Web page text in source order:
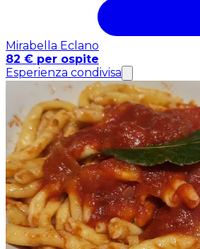
Mirabella Eclano
82 € per ospite
Esperienza condivisa